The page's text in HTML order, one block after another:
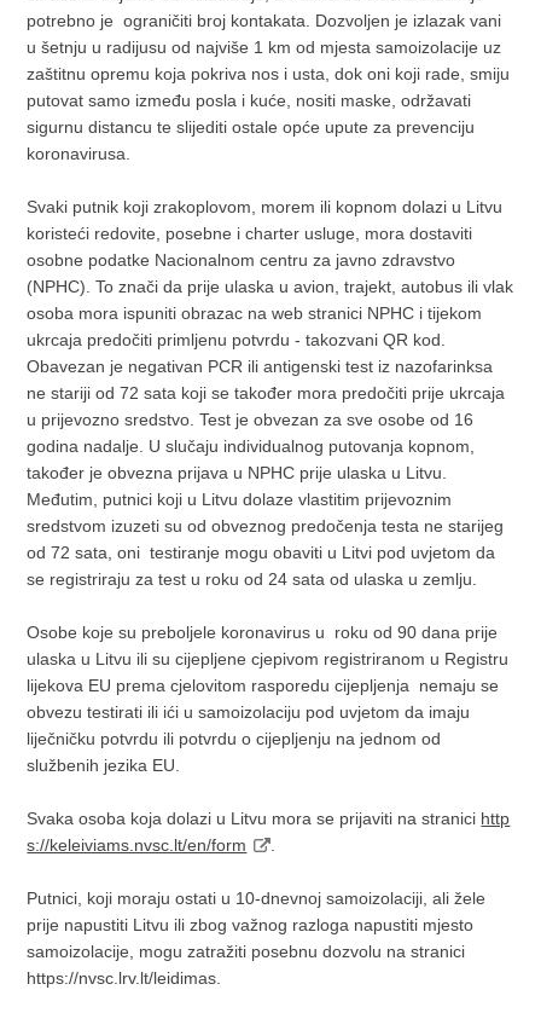
potrebno je ograničiti broj kontakata. Dozvoljen je izlazak vani
u šetnju u radijusu od najviše 1 km od mjesta samoizolacije uz
zaštitnu opremu koja pokriva nos i usta, dok oni koji rade, smiju
putovat samo između posla i kuće, nositi maske, održavati
sigurnu distancu te slijediti ostale opće upute za prevenciju
koronavirusa.
Svaki putnik koji zrakoplovom, morem ili kopnom dolazi u Litvu
koristeći redovite, posebne i charter usluge, mora dostaviti
osobne podatke Nacionalnom centru za javno zdravstvo
(NPHC). To znači da prije ulaska u avion, trajekt, autobus ili vlak
osoba mora ispuniti obrazac na web stranici NPHC i tijekom
ukrcaja predočiti primljenu potvrdu - takozvani QR kod.
Obavezan je negativan PCR ili antigenski test iz nazofarinksa
ne stariji od 72 sata koji se također mora predočiti prije ukrcaja
u prijevozno sredstvo. Test je obvezan za sve osobe od 16
godina nadalje. U slučaju individualnog putovanja kopnom,
također je obvezna prijava u NPHC prije ulaska u Litvu.
Međutim, putnici koji u Litvu dolaze vlastitim prijevoznim
sredstvom izuzeti su od obveznog predočenja testa ne starijeg
od 72 sata, oni testiranje mogu obaviti u Litvi pod uvjetom da
se registriraju za test u roku od 24 sata od ulaska u zemlju.
Osobe koje su preboljele koronavirus u roku od 90 dana prije
ulaska u Litvu ili su cijepljene cjepivom registriranom u Registru
lijekova EU prema cjelovitom rasporedu cijepljenja nemaju se
obvezu testirati ili ići u samoizolaciju pod uvjetom da imaju
liječničku potvrdu ili potvrdu o cijepljenju na jednom od
službenih jezika EU.
Svaka osoba koja dolazi u Litvu mora se prijaviti na stranici http
s://keleiviams.nvsc.lt/en/form
Putnici, koji moraju ostati u 10-dnevnoj samoizolaciji, ali žele
prije napustiti Litvu ili zbog važnog razloga napustiti mjesto
samoizolacije, mogu zatražiti posebnu dozvolu na stranici
https://nvsc.lrv.lt/leidimas.